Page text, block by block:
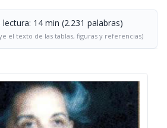
14 min (2.231 palabras)
el texto de las tablas, figuras y referencias)